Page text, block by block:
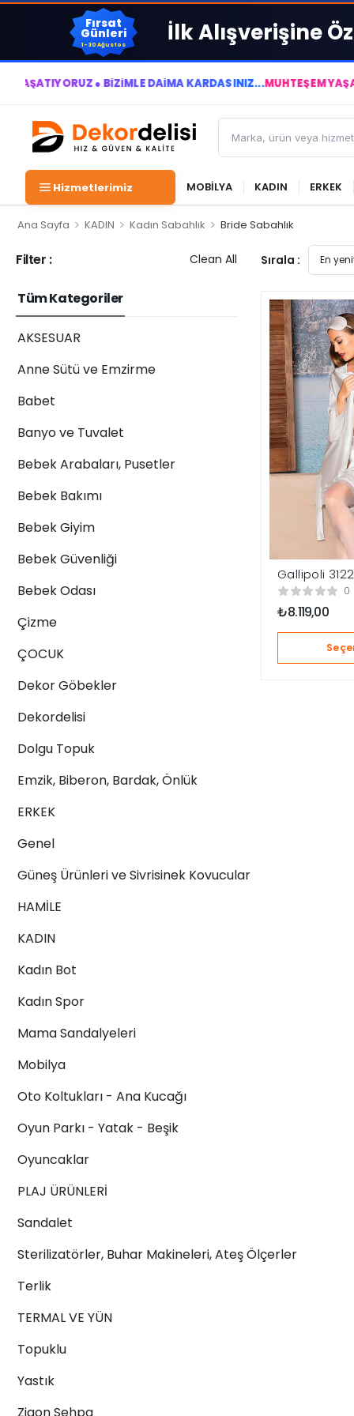
Fırsat
Günleri
1-30 Ağustos İlk Alışverişine
● BİZİMLE DAİMA KÂRDASINIZ...MUHTEŞEM YAŞAM
Hizmetlerimiz MOBİLYA KADIN ERKEK
Ana Sayfa > KADIN > Kadın Sabahlık > Bride Sabahlık
Filter : Clean All
Tüm Kategoriler
AKSESUAR
Anne Sütü ve Emzirme
Babet
Banyo ve Tuvalet
Bebek Arabaları, Pusetler
Bebek Bakımı
Bebek Giyim
Bebek Güvenliği
Bebek Odası
Çizme
ÇOCUK
Dekor Göbekler
Dekordelisi
Dolgu Topuk
Emzik, Biberon, Bardak, Önlük
ERKEK
Genel
Güneş Ürünleri ve Sivrisinek Kovucular
HAMİLE
KADIN
Kadın Bot
Kadın Spor
Mama Sandalyeleri
Mobilya
Oto Koltukları - Ana Kucağı
Oyun Parkı - Yatak - Beşik
Oyuncaklar
PLAJ ÜRÜNLERİ
Sandalet
Sterilizatörler, Buhar Makineleri, Ateş Ölçerler
Terlik
TERMAL VE YÜN
Topuklu
Yastık
Sırala :
Gallipoli
Gelin Seti
0
₺8.119,00